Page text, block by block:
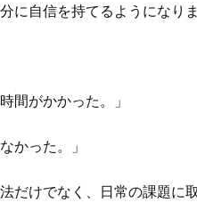
に自信を持てるようになり
間がかかった。」
かった。」
だけでなく、日常の課題に